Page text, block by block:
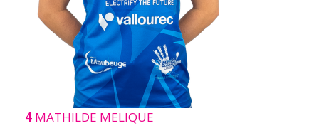
4 MATHILDE MELIQUE